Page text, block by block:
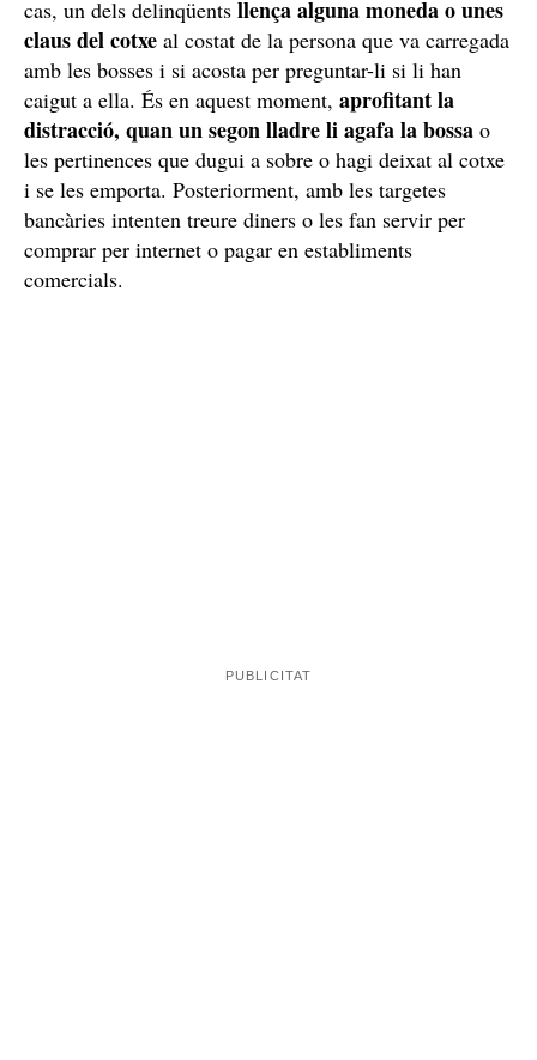
cas, un dels delinqüents llença alguna moneda o unes
claus del cotxe al costat de la persona que va carregada
amb les bosses i si acosta per preguntar-li si li han
caigut a ella. És en aquest moment, aprofitant la
distracció, quan un segon lladre li agafa la bossa o
les pertinences que dugui a sobre o hagi deixat al cotxe
i se les emporta. Posteriorment, amb les targetes
bancàries intenten treure diners o les fan servir per
comprar per internet o pagar en establiments
comercials.